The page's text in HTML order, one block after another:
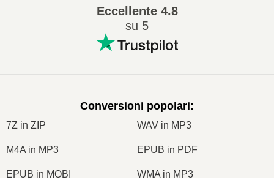
Eccellente4.8
su 5
Conversioni popolari:
7Z in ZIP WAV in MP3
M4A in MP3 EPUB in PDF
EPUB in MOBI WMA in MP3